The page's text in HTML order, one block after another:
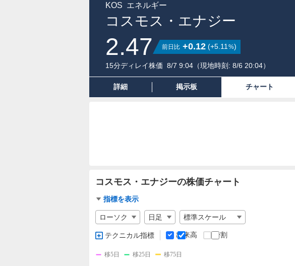
コスモス・エナジー
KOS エネルギー
2.47 前日比 +0.12 (+5.11%)
15分ディレイ株価 8/7 9:04 （現地時刻: 8/6 20:04）
詳細 掲示板 チャート
コスモス・エナジーの株価チャート
チ
ャ
ー
ト
標
指標を表示
チ
ャ
ー
の
テクニカル指標 出来高 分割
チ 移5日 移25日 移75日